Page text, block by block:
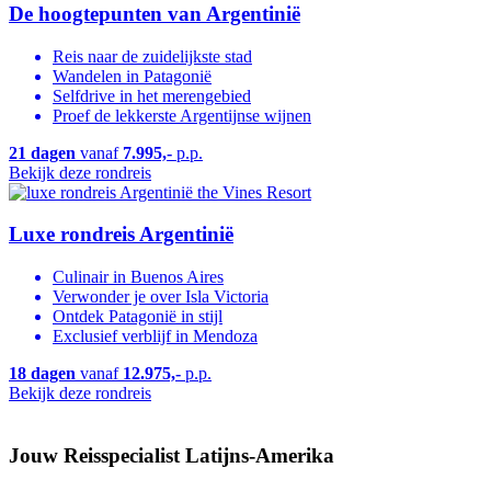
De hoogtepunten van Argentinië
Reis naar de zuidelijkste stad
Wandelen in Patagonië
Selfdrive in het merengebied
Proef de lekkerste Argentijnse wijnen
21 dagen vanaf 7.995,- p.p.
Bekijk deze rondreis
Luxe rondreis Argentinië
Culinair in Buenos Aires
Verwonder je over Isla Victoria
Ontdek Patagonië in stijl
Exclusief verblijf in Mendoza
18 dagen vanaf 12.975,- p.p.
Bekijk deze rondreis
Jouw Reisspecialist Latijns-Amerika